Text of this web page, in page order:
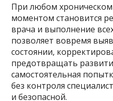
При любом
моментом становится
врача и выполнение
позволяет вовремя
состоянии,
предотвращать
самостоятельная
без контроля
и безопасной.